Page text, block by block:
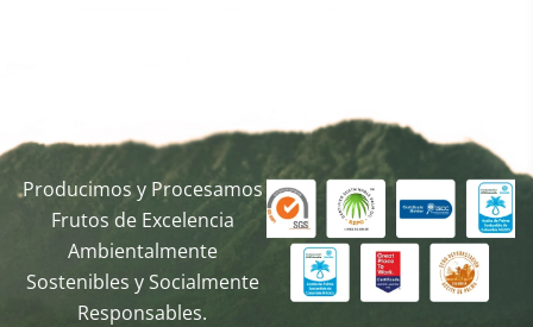
Producimos y Procesamos
Frutos de Excelencia
Ambientalmente
Sostenibles y Socialmente
Responsables.